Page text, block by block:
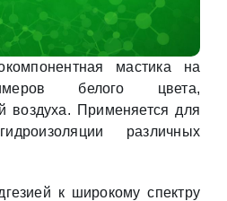
мастика на
белого цвета,
воздуха. Применяется для
различных
к широкому спектру